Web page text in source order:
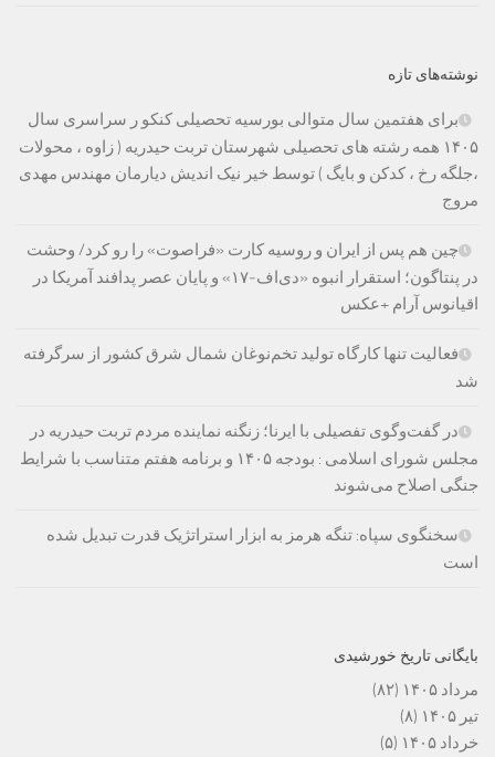
نوشته‌های تازه
برای هفتمین سال متوالی بورسیه تحصیلی کنکو ر سراسری سال
۱۴۰۵ همه رشته های تحصیلی شهرستان تربت حیدریه ( زاوه ، محولات
،جلگه رخ ، کدکن و بایگ ) توسط خیر نیک اندیش دیارمان مهندس مهدی
مروج
چین هم پس از ایران و روسیه کارت «فراصوت» را رو کرد/ وحشت
در پنتاگون؛ استقرار انبوه «دی‌اف‑۱۷» و پایان عصر پدافند آمریکا در
اقیانوس آرام +عکس
فعالیت تنها کارگاه تولید تخم‌نوغان شمال شرق کشور از سرگرفته
شد
در گفت‌وگوی تفصیلی با ایرنا؛ زنگنه نماینده مردم تربت حیدریه در
مجلس شورای اسلامی : بودجه ۱۴۰۵ و برنامه هفتم متناسب با شرایط
جنگی اصلاح می‌شوند
سخنگوی سپاه: تنگه هرمز به ابزار استراتژیک قدرت تبدیل شده
است
بایگانی تاریخ خورشیدی
مرداد ۱۴۰۵
(۸۲)
تیر ۱۴۰۵
(۸)
خرداد ۱۴۰۵
(۵)